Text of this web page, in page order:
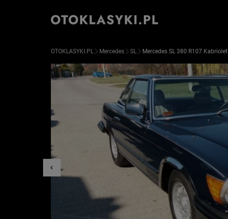
OTOKLASYKI.PL Mercedes SL Mercedes SL 380 R107 Kabriolet